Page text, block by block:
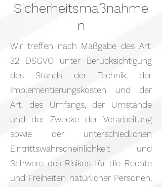
Sicherheitsmaßnahme
n
Wir treffen nach Maßgabe des Art.
32 DSGVO unter Berücksichtigung
des Stands der Technik, der
Implementierungskosten und der
Art, des Umfangs, der Umstände
und der Zwecke der Verarbeitung
sowie der unterschiedlichen
Eintrittswahrscheinlichkeit und
Schwere des Risikos für die Rechte
und Freiheiten natürlicher Personen,